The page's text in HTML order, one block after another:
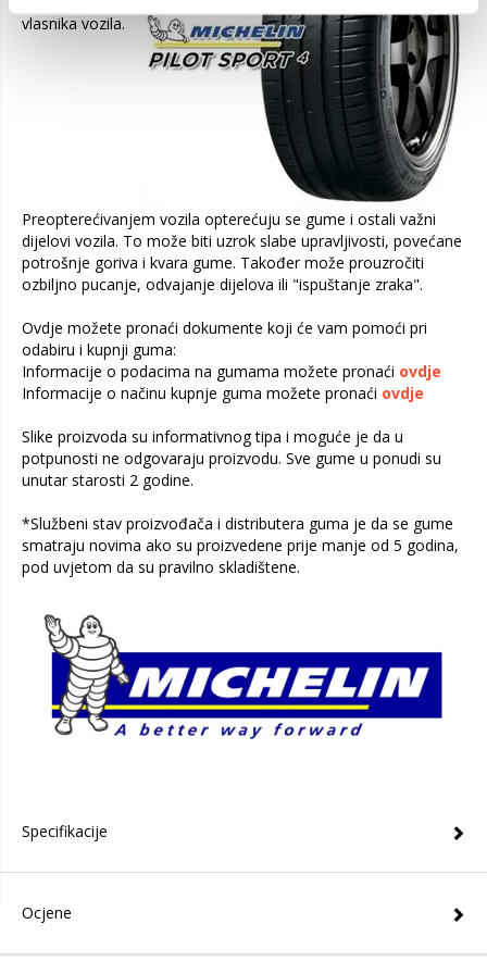
vlasnika vozila.
Preopterećivanjem vozila opterećuju se gume i ostali važni
dijelovi vozila. To može biti uzrok slabe upravljivosti, povećane
potrošnje goriva i kvara gume. Također može prouzročiti
ozbiljno pucanje, odvajanje dijelova ili "ispuštanje zraka".
Ovdje možete pronaći dokumente koji će vam pomoći pri
odabiru i kupnji guma:
Informacije o podacima na gumama možete pronaći ovdje
Informacije o načinu kupnje guma možete pronaći ovdje
Slike proizvoda su informativnog tipa i moguće je da u
potpunosti ne odgovaraju proizvodu. Sve gume u ponudi su
unutar starosti 2 godine.
*Službeni stav proizvođača i distributera guma je da se gume
smatraju novima ako su proizvedene prije manje od 5 godina,
pod uvjetom da su pravilno skladištene.
Specifikacije
Ocjene